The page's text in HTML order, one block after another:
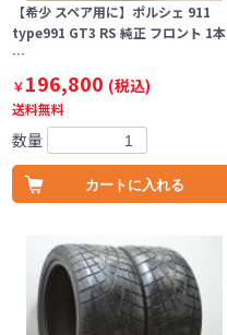
【希少 スペア用に】ポルシェ 911
type991 GT3 RS 純正 フロント 1本
…
￥196,800 (税込)
送料無料
数量
カートに入れる